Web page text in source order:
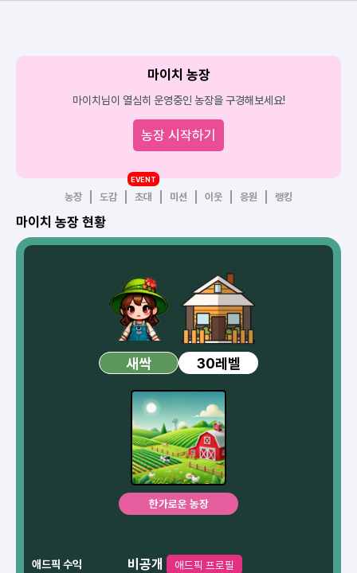
마이치 농장
마이치님이 열심히 운영중인 농장을 구경해보세요!
농장 시작하기
농장 도감 초대
EVENT
미션 이웃 응원 랭킹
마이치 농장 현황
새싹 30레벨
한가로운 농장
애드픽 수익 비공개 애드픽 프로필